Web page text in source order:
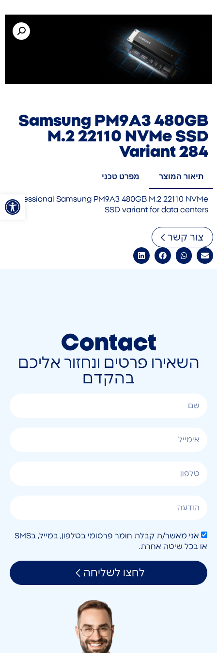
פתח
Samsung PM9A3 480GB
M.2 22110 NVMe SSD
Variant 284
תיאור המוצר מפרט טכני
Professional Samsung PM9A3 480GB M.2 22110 NVMe
SSD variant for data centers
צור קשר
Contact
השאירו פרטים ונחזור אליכם
בהקדם
אני מאשר/ת קבלת חומר פרסומי בטלפון, במייל, בSMS
או בכל שיטה אחרת.
לחצו לשליחה